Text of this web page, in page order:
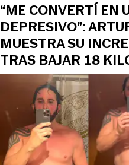
“ME CONVERTÍ EN
DEPRESIVO”:
MUESTRA SU
TRAS BAJAR 18